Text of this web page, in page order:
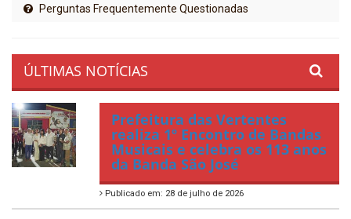
Perguntas Frequentemente Questionadas
ÚLTIMAS NOTÍCIAS
Prefeitura das Vertentes
realiza 1º Encontro de Bandas
Musicais e celebra os 113 anos
da Banda São José
Publicado em: 28 de julho de 2026